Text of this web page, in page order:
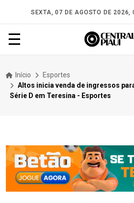
SEXTA, 07 DE AGOSTO DE 2026,
☰
Início
Esportes
Altos inicia venda de ingressos
Série D em Teresina - Esportes